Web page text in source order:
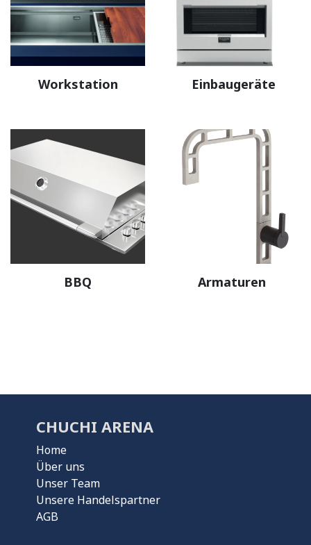
Workstation Einbaugeräte
BBQ Armaturen
CHUCHI ARENA
Home
Über uns
Unser Team
Unsere Handelspartner
AGB